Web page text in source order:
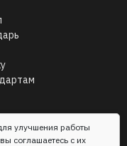
"UBC Kazakhstan"
улучшения работы
соглашаетесь с их